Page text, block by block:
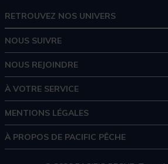
RETROUVEZ NOS UNIVERS
NOUS SUIVRE
NOUS REJOINDRE
À VOTRE SERVICE
MENTIONS LÉGALES
À PROPOS DE PACIFIC PÊCHE